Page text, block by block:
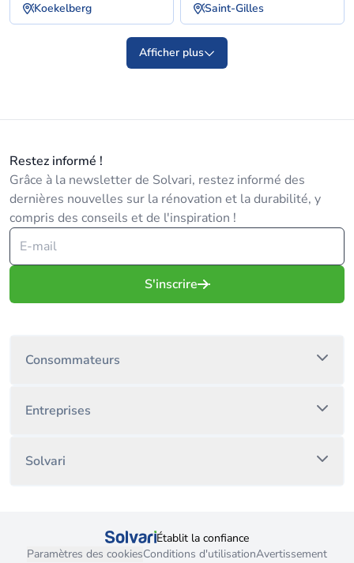
Koekelberg Saint-Gilles
Afficher plus
Restez informé !
Grâce à la newsletter de Solvari, restez informé des
dernières nouvelles sur la rénovation et la durabilité, y
compris des conseils et de l'inspiration !
S'inscrire
Consommateurs
Entreprises
Solvari
Établit la confiance
Paramètres des cookiesConditions d'utilisationAvertissement